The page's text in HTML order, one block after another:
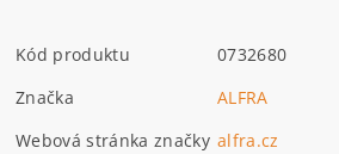
Kód produktu
0732680
Značka
ALFRA
Webová stránka značky alfra.cz